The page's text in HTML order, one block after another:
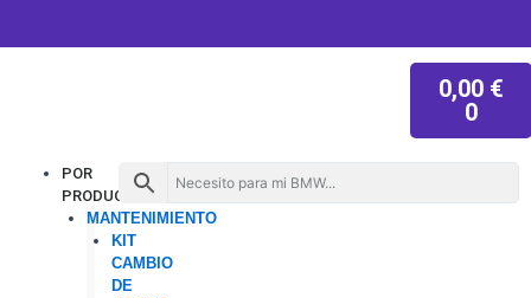
contenido
0,00 €
0
POR
PRODUCTO
MANTENIMIENTO
KIT
CAMBIO
DE
Menu